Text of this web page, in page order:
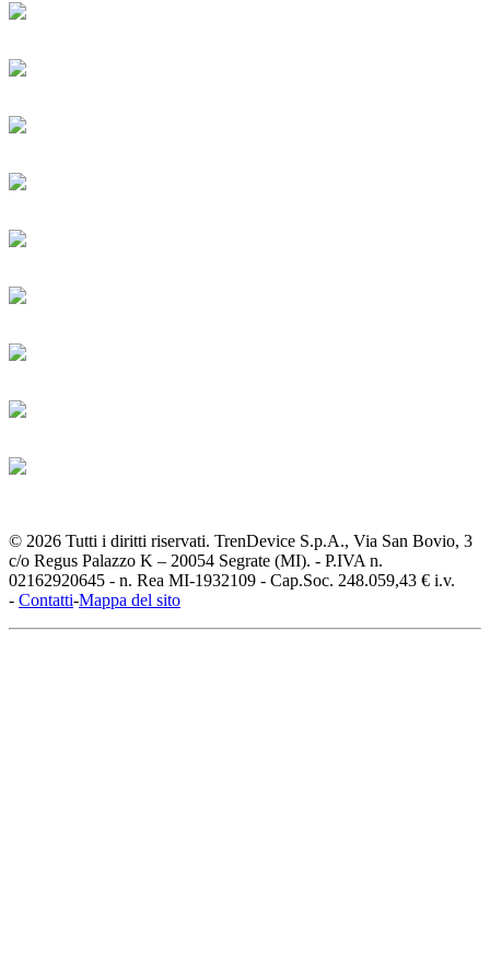
© 2026 Tutti i diritti riservati. TrenDevice S.p.A., Via San Bovio, 3
c/o Regus Palazzo K – 20054 Segrate (MI). - P.IVA n.
02162920645 - n. Rea MI-1932109 - Cap.Soc. 248.059,43 € i.v.
- Contatti-Mappa del sito